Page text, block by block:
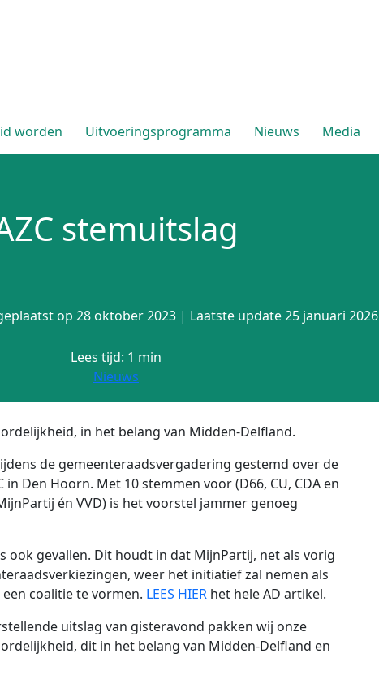
worden Uitvoeringsprogramma Nieuws Media
stemuitslag
op 28 oktober 2023 | Laatste update 25 januari 2026
Lees tijd: 1 min
Nieuws
in het belang van Midden-Delfland.
de gemeenteraadsvergadering gestemd over de
in Den Hoorn. Met 10 stemmen voor (D66, CU, CDA en
én VVD) is het voorstel jammer genoeg
ook gevallen. Dit houdt in dat MijnPartij, net als vorig
weer het initiatief zal nemen als
coalitie te vormen. LEES HIER het hele AD artikel.
uitslag van gisteravond pakken wij onze
dit in het belang van Midden-Delfland en